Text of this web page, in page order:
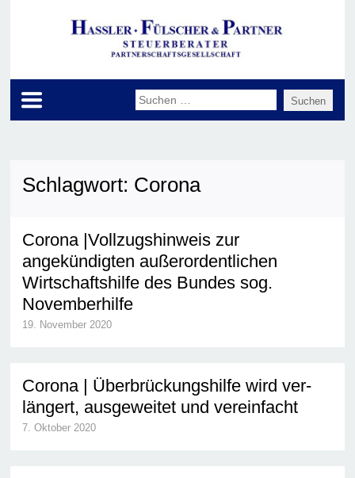
Schlagwort: Corona
Corona |Vollzugshinweis zur
angekündigten außerordentlichen
Wirtschaftshilfe des Bundes sog.
Novemberhilfe
19. November 2020
Corona | Über­brückungs­hil­fe wird ver­
län­gert, aus­ge­wei­tet und ver­ein­facht
7. Oktober 2020